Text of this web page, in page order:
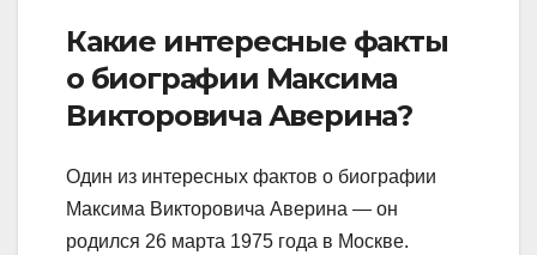
Какие интересные факты
о биографии Максима
Викторовича Аверина?
Один из интересных фактов о биографии
Максима Викторовича Аверина — он
родился 26 марта 1975 года в Москве.